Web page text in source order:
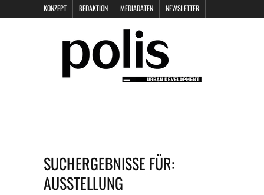
KONZEPT REDAKTION MEDIADATEN NEWSLETTER
DATENSCHUTZ
SUCHERGEBNISSE FÜR:
AUSSTELLUNG